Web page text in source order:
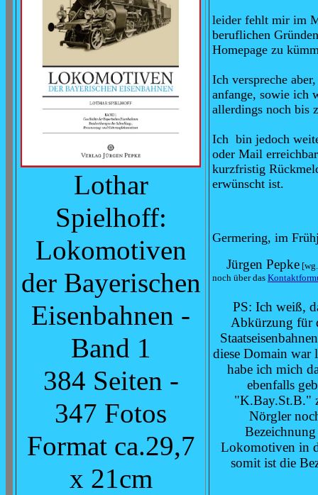
Lothar
Spielhoff:
Lokomotiven
der Bayerischen
Eisenbahnen -
Band 1
384 Seiten -
347 Fotos
Format ca.29,7
x 21cm
leider fehlt mir im
beruflichen
Homepage zu
Ich verspreche
anfange, sowie ich
allerdings noch bis
Ich bin jedoch
oder Mail
kurzfristig
erwünscht ist.
Germering, im
Jürgen Pepke
noch über das
PS: Ich weiß,
Abkürzung für
diese Domain war
habe ich mich
ebenfalls
"K.Bay.St.B."
Nörgler
Lokomotiven in
somit ist die